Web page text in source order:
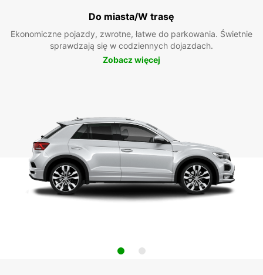
Do miasta/W trasę
Ekonomiczne pojazdy, zwrotne, łatwe do parkowania. Świetnie
sprawdzają się w codziennych dojazdach.
Zobacz więcej